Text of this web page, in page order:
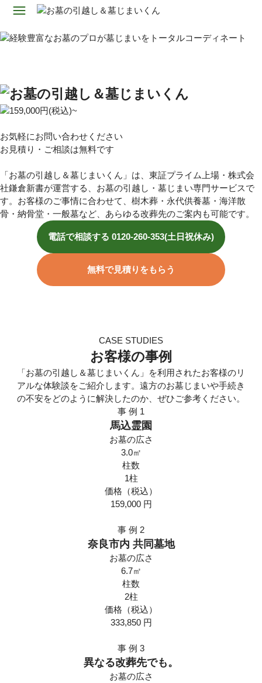
お気軽にお問い合わせください
お見積り・ご相談は無料です
「お墓の引越し＆墓じまいくん」は、東証プライム上場・株式会
社鎌倉新書が運営する、お墓の引越し・墓じまい専門サービスで
す。お客様のご事情に合わせて、樹木葬・永代供養墓・海洋散
骨・納骨堂・一般墓など、あらゆる改葬先のご案内も可能です。
電話で相談する 0120-260-353(土日祝休み)
無料で見積りをもらう
CASE STUDIES
お客様の事例
「お墓の引越し＆墓じまいくん」を利用されたお客様のリ
アルな体験談をご紹介します。遠方のお墓じまいや手続き
の不安をどのように解決したのか、ぜひご参考ください。
事 例 1
馬込霊園
お墓の広さ
3.0㎡
柱数
1柱
価格（税込）
159,000円
事 例 2
奈良市内 共同墓地
お墓の広さ
6.7㎡
柱数
2柱
価格（税込）
333,850円
事 例 3
異なる改葬先でも。
お墓の広さ